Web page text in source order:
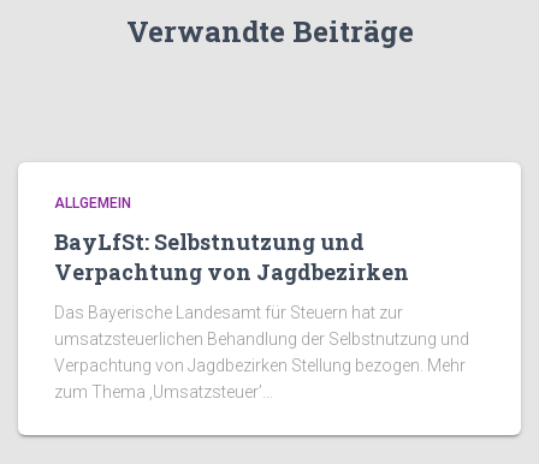
Verwandte Beiträge
ALLGEMEIN
BayLfSt: Selbstnutzung und
Verpachtung von Jagdbezirken
Das Bayerische Landesamt für Steuern hat zur
umsatzsteuerlichen Behandlung der Selbstnutzung und
Verpachtung von Jagdbezirken Stellung bezogen. Mehr
zum Thema ‚Umsatzsteuer’…